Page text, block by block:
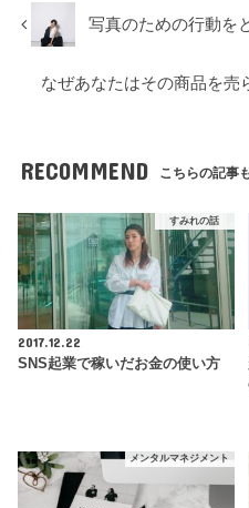
写真のための行動を
なぜあなたはその商品を売
RECOMMEND こちらの記事
すみれの話
2017.12.22
SNS起業で稼いだお金の使い方
メンタルマネジメント